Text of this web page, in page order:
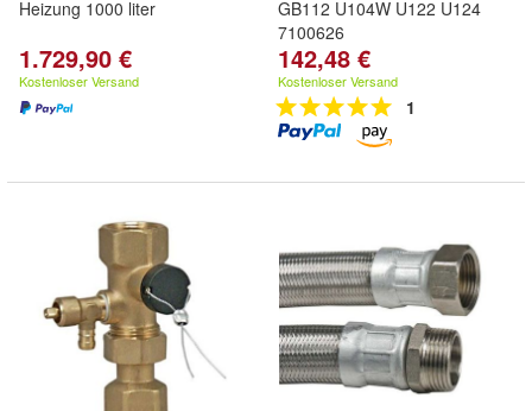
Heizung 1000 liter
1.729,90 €
Kostenloser Versand
GB112 U104W U122 U124
7100626
142,48 €
Kostenloser Versand
1